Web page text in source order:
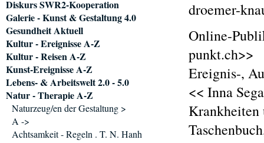
droemer-
Online-
punkt.ch>>
Ereignis-,
<< Inna
Krankheiten
Diskurs SWR2-Kooperation
Galerie - Kunst & Gestaltung 4.0
Gesundheit Aktuell
Kultur - Ereignisse A-Z
Kultur - Reisen A-Z
Kunst-Ereignisse A-Z
Lebens- & Arbeitswelt 2.0 - 5.0
Natur - Therapie A-Z
Naturzeug/en der Gestaltung >
A ->
Achtsamkeit - Regeln . T. N. Hanh